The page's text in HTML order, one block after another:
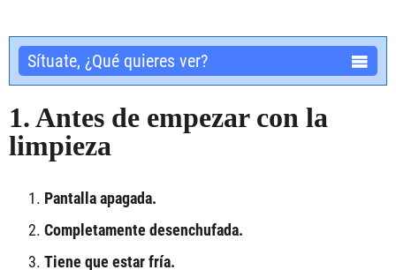
Sítuate, ¿Qué quieres ver?
1. Antes de empezar con la
limpieza
Pantalla apagada.
Completamente desenchufada.
Tiene que estar fría.